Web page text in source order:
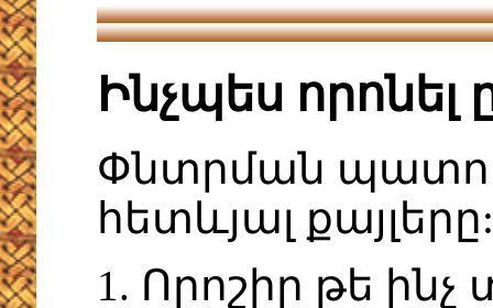
Ինչպես
Փնտրման
հետևյալ քայլերը:
Որոշիր թե ինչ